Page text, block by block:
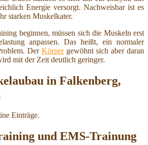
Energie versorgt. Nachweisbar ist es
starken Muskelkater.
beginnen, müssen sich die Muskeln erst
anpassen. Das heißt, ein normaler
Der Körpergewöhnt sich aber daran
mit der Zeit deutlich geringer.
in Falkenberg,
Einträge.
und EMS-Trainung